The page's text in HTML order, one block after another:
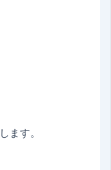
ます。